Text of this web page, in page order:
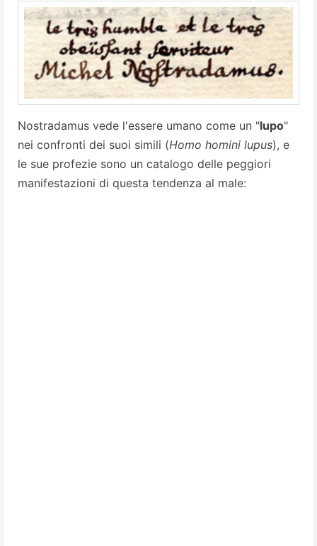
Nostradamus vede l'essere umano come un "lupo"
nei confronti dei suoi simili (Homo homini lupus), e
le sue profezie sono un catalogo delle peggiori
manifestazioni di questa tendenza al male: